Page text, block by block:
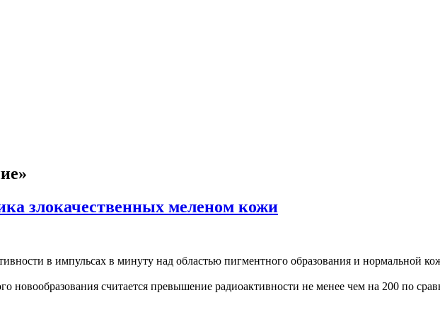
злокачественных меленом кожи
в импульсах в минуту над областью пигментного образования и нормальной
новообразования считается превышение радиоактивности не менее чем на 200 по